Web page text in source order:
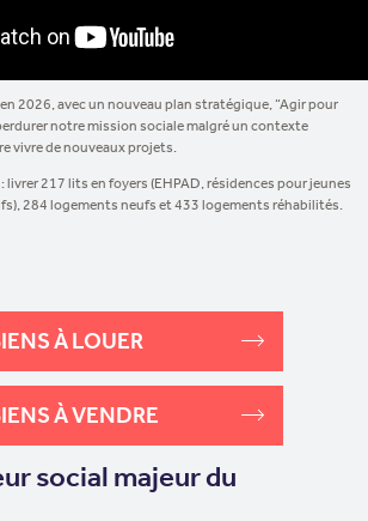
2026, avec un nouveau plan stratégique, “Agir pour
notre mission sociale malgré un contexte
vivre de nouveaux projets.
livrer 217 lits en foyers (EHPAD, résidences pour jeunes
284 logements neufs et 433 logements réhabilités.
À LOUER
À VENDRE
social majeur du